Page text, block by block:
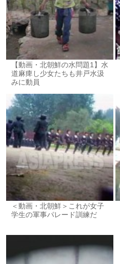
【動画・北朝鮮の水問題1】水
道麻痺し少女たちも井戸水汲
みに動員
＜動画・北朝鮮＞これが女子
学生の軍事パレード訓練だ